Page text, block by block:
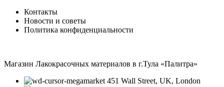
Контакты
Новости и советы
Политика конфиденциальности
Магазин Лакокрасочных материалов в г.Тула «Палитра»
451 Wall Street, UK, London